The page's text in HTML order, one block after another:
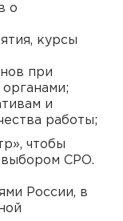
о
курсы
при
и
работы;
чтобы
выбором СРО.
России, в